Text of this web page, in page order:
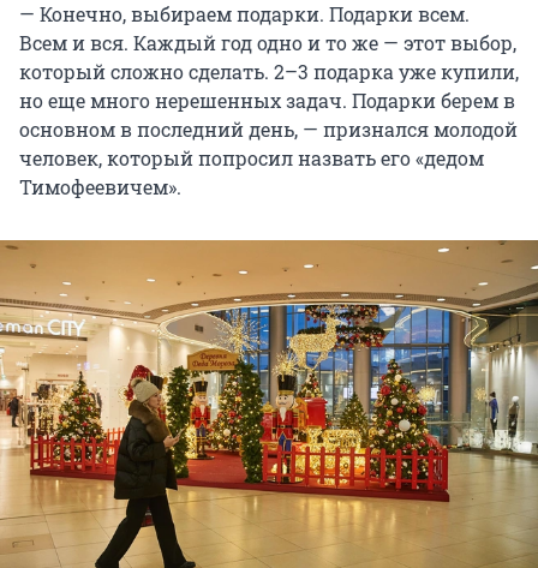
— Конечно, выбираем подарки. Подарки всем.
Всем и вся. Каждый год одно и то же — этот выбор,
который сложно сделать. 2–3 подарка уже купили,
но еще много нерешенных задач. Подарки берем в
основном в последний день, — признался молодой
человек, который попросил назвать его «дедом
Тимофеевичем».